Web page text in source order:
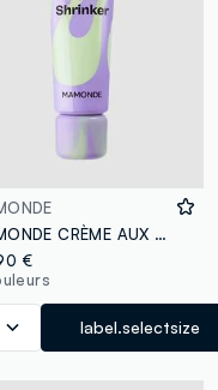
MAMONDE CRÈME AUX PORES BAKUCHIOL - Soin de la peau coréen
€
label.selectsize